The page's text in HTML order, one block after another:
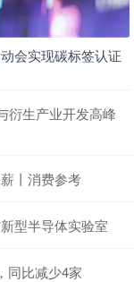
会实现碳标签认证
衍生产业开发高峰
丨消费参考
型半导体实验室
同比减少4家